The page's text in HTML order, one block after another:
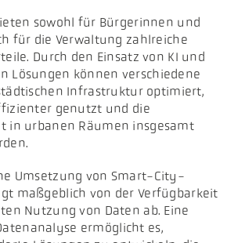
sowohl für Bürgerinnen und
für die Verwaltung zahlreiche
Durch den Einsatz von KI und
Lösungen können verschiedene
Infrastruktur optimiert,
genutzt und die
in urbanen Räumen insgesamt
Umsetzung von Smart-City-
maßgeblich von der Verfügbarkeit
Nutzung von Daten ab. Eine
ermöglicht es,